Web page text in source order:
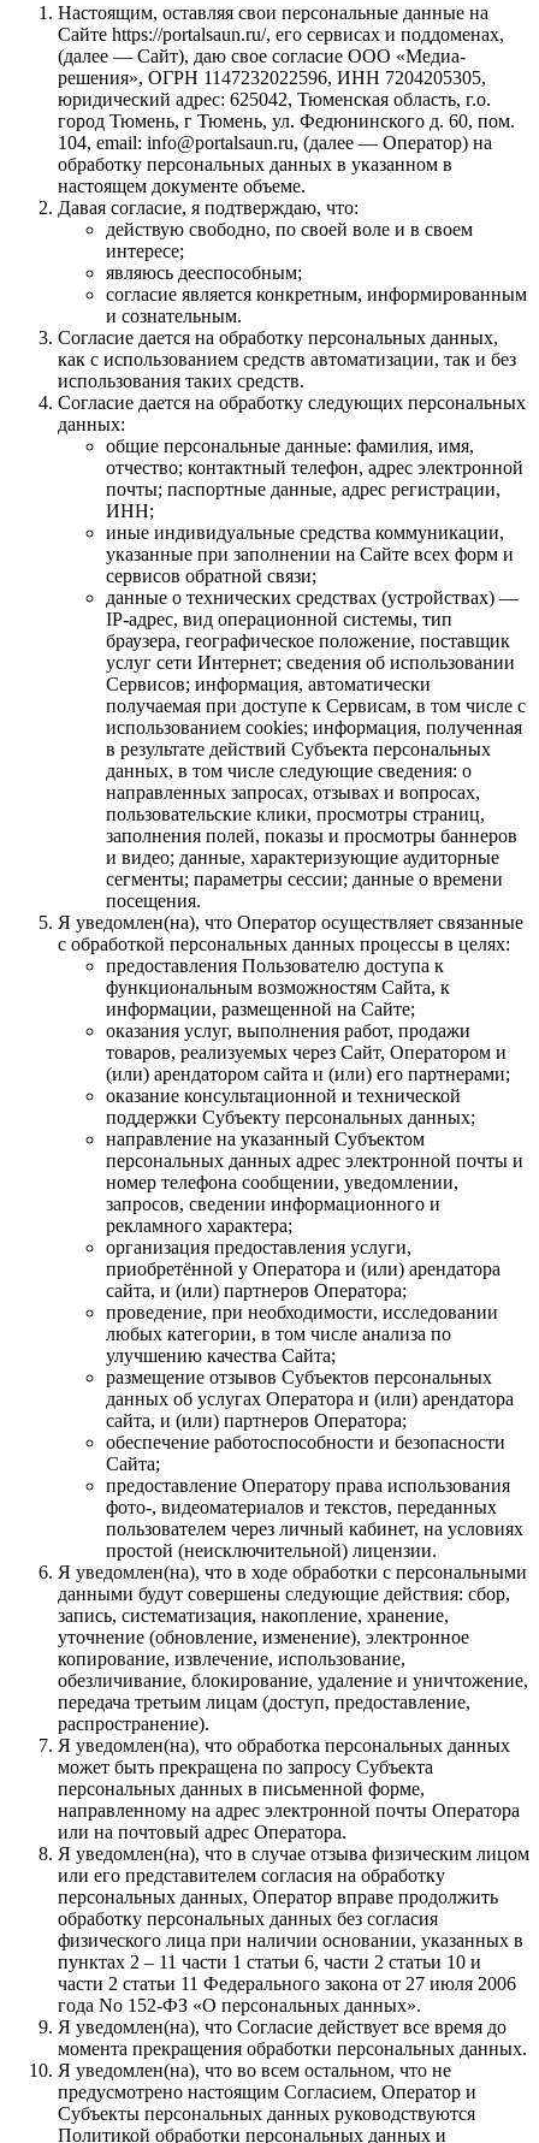
Настоящим, оставляя свои персональные данные на
Сайте https://portalsaun.ru/, его сервисах и поддоменах,
(далее — Сайт), даю свое согласие ООО «Медиа-
решения», ОГРН 1147232022596, ИНН 7204205305,
юридический адрес: 625042, Тюменская область, г.о.
город Тюмень, г Тюмень, ул. Федюнинского д. 60, пом.
104, email: info@portalsaun.ru, (далее — Оператор) на
обработку персональных данных в указанном в
настоящем документе объеме.
Давая согласие, я подтверждаю, что:
действую свободно, по своей воле и в своем
интересе;
являюсь дееспособным;
согласие является конкретным, информированным
и сознательным.
Согласие дается на обработку персональных данных,
как с использованием средств автоматизации, так и без
использования таких средств.
Согласие дается на обработку следующих персональных
данных:
общие персональные данные: фамилия, имя,
отчество; контактный телефон, адрес электронной
почты; паспортные данные, адрес регистрации,
ИНН;
иные индивидуальные средства коммуникации,
указанные при заполнении на Сайте всех форм и
сервисов обратной связи;
данные о технических средствах (устройствах) —
IP-адрес, вид операционной системы, тип
браузера, географическое положение, поставщик
услуг сети Интернет; сведения об использовании
Сервисов; информация, автоматически
получаемая при доступе к Сервисам, в том числе с
использованием cookies; информация, полученная
в результате действий Субъекта персональных
данных, в том числе следующие сведения: о
направленных запросах, отзывах и вопросах,
пользовательские клики, просмотры страниц,
заполнения полей, показы и просмотры баннеров
и видео; данные, характеризующие аудиторные
сегменты; параметры сессии; данные о времени
посещения.
Я уведомлен(на), что Оператор осуществляет связанные
с обработкой персональных данных процессы в целях:
предоставления Пользователю доступа к
функциональным возможностям Сайта, к
информации, размещенной на Сайте;
оказания услуг, выполнения работ, продажи
товаров, реализуемых через Сайт, Оператором и
(или) арендатором сайта и (или) его партнерами;
оказание консультационной и технической
поддержки Субъекту персональных данных;
направление на указанный Субъектом
персональных данных адрес электронной почты и
номер телефона сообщении, уведомлении,
запросов, сведении информационного и
рекламного характера;
организация предоставления услуги,
приобретённой у Оператора и (или) арендатора
сайта, и (или) партнеров Оператора;
проведение, при необходимости, исследовании
любых категории, в том числе анализа по
улучшению качества Сайта;
размещение отзывов Субъектов персональных
данных об услугах Оператора и (или) арендатора
сайта, и (или) партнеров Оператора;
обеспечение работоспособности и безопасности
Сайта;
предоставление Оператору права использования
фото-, видеоматериалов и текстов, переданных
пользователем через личный кабинет, на условиях
простой (неисключительной) лицензии.
Я уведомлен(на), что в ходе обработки с персональными
данными будут совершены следующие действия: сбор,
запись, систематизация, накопление, хранение,
уточнение (обновление, изменение), электронное
копирование, извлечение, использование,
обезличивание, блокирование, удаление и уничтожение,
передача третьим лицам (доступ, предоставление,
распространение).
Я уведомлен(на), что обработка персональных данных
может быть прекращена по запросу Субъекта
персональных данных в письменной форме,
направленному на адрес электронной почты Оператора
или на почтовый адрес Оператора.
Я уведомлен(на), что в случае отзыва физическим лицом
или его представителем согласия на обработку
персональных данных, Оператор вправе продолжить
обработку персональных данных без согласия
физического лица при наличии основании, указанных в
пунктах 2 – 11 части 1 статьи 6, части 2 статьи 10 и
части 2 статьи 11 Федерального закона от 27 июля 2006
года No 152-ФЗ «О персональных данных».
Я уведомлен(на), что Согласие действует все время до
момента прекращения обработки персональных данных.
Я уведомлен(на), что во всем остальном, что не
предусмотрено настоящим Согласием, Оператор и
Субъекты персональных данных руководствуются
Политикой обработки персональных данных и